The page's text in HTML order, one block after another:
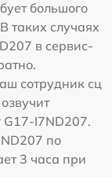
большого
таких случаях
в сервис-
сотрудник сц
G17-I7ND207.
по
3 часа при